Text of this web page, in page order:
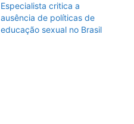
Especialista critica a
ausência de políticas de
educação sexual no Brasil